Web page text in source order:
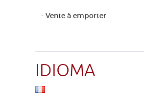
- Vente à emporter
IDIOMA